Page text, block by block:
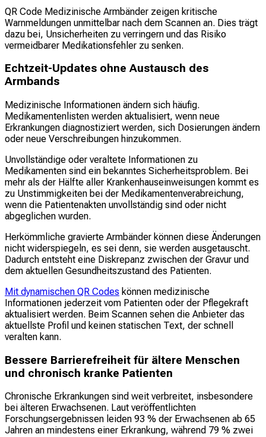
QR Code Medizinische Armbänder zeigen kritische
Warnmeldungen unmittelbar nach dem Scannen an. Dies trägt
dazu bei, Unsicherheiten zu verringern und das Risiko
vermeidbarer Medikationsfehler zu senken.
Echtzeit-Updates ohne Austausch des
Armbands
Medizinische Informationen ändern sich häufig.
Medikamentenlisten werden aktualisiert, wenn neue
Erkrankungen diagnostiziert werden, sich Dosierungen ändern
oder neue Verschreibungen hinzukommen.
Unvollständige oder veraltete Informationen zu
Medikamenten sind ein bekanntes Sicherheitsproblem. Bei
mehr als der Hälfte aller Krankenhauseinweisungen kommt es
zu Unstimmigkeiten bei der Medikamentenverabreichung,
wenn die Patientenakten unvollständig sind oder nicht
abgeglichen wurden.
Herkömmliche gravierte Armbänder können diese Änderungen
nicht widerspiegeln, es sei denn, sie werden ausgetauscht.
Dadurch entsteht eine Diskrepanz zwischen der Gravur und
dem aktuellen Gesundheitszustand des Patienten.
Mit dynamischen QR Codes können medizinische
Informationen jederzeit vom Patienten oder der Pflegekraft
aktualisiert werden. Beim Scannen sehen die Anbieter das
aktuellste Profil und keinen statischen Text, der schnell
veralten kann.
Bessere Barrierefreiheit für ältere Menschen
und chronisch kranke Patienten
Chronische Erkrankungen sind weit verbreitet, insbesondere
bei älteren Erwachsenen. Laut veröffentlichten
Forschungsergebnissen leiden 93 % der Erwachsenen ab 65
Jahren an mindestens einer Erkrankung, während 79 % zwei